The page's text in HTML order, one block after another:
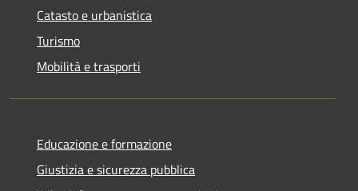
Catasto e urbanistica
Turismo
Mobilità e trasporti
Educazione e formazione
Giustizia e sicurezza pubblica